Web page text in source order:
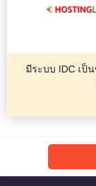
มีระบบ IDC เป็